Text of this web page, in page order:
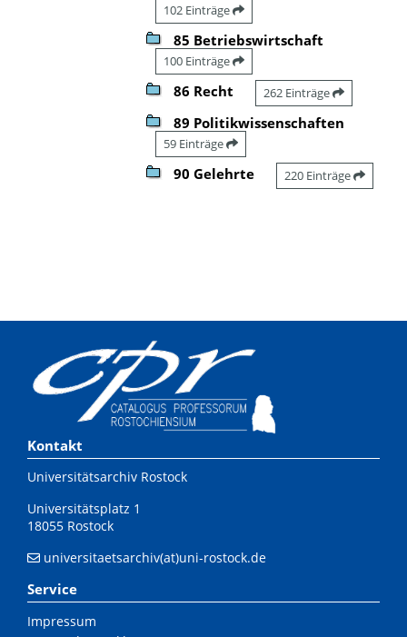
102 Einträge
85 Betriebswirtschaft
100 Einträge
86 Recht 262 Einträge
89 Politikwissenschaften
59 Einträge
90 Gelehrte 220 Einträge
Kontakt
Universitätsarchiv Rostock
Universitätsplatz 1
18055 Rostock
universitaetsarchiv(at)uni-rostock.de
Service
Impressum